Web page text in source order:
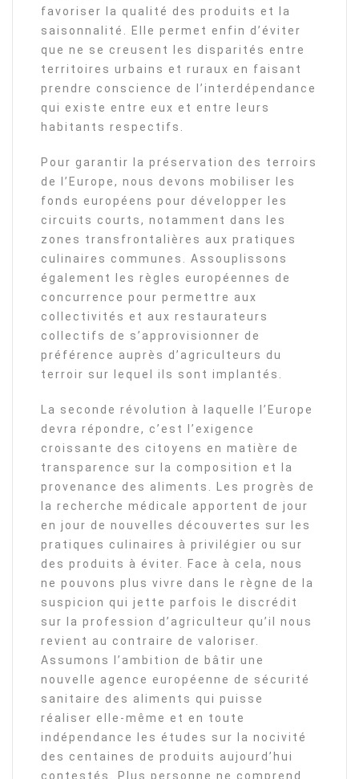
favoriser la qualité des produits et la
saisonnalité. Elle permet enfin d’éviter
que ne se creusent les disparités entre
territoires urbains et ruraux en faisant
prendre conscience de l’interdépendance
qui existe entre eux et entre leurs
habitants respectifs.
Pour garantir la préservation des terroirs
de l’Europe, nous devons mobiliser les
fonds européens pour développer les
circuits courts, notamment dans les
zones transfrontalières aux pratiques
culinaires communes. Assouplissons
également les règles européennes de
concurrence pour permettre aux
collectivités et aux restaurateurs
collectifs de s’approvisionner de
préférence auprès d’agriculteurs du
terroir sur lequel ils sont implantés.
La seconde révolution à laquelle l’Europe
devra répondre, c’est l’exigence
croissante des citoyens en matière de
transparence sur la composition et la
provenance des aliments. Les progrès de
la recherche médicale apportent de jour
en jour de nouvelles découvertes sur les
pratiques culinaires à privilégier ou sur
des produits à éviter. Face à cela, nous
ne pouvons plus vivre dans le règne de la
suspicion qui jette parfois le discrédit
sur la profession d’agriculteur qu’il nous
revient au contraire de valoriser.
Assumons l’ambition de bâtir une
nouvelle agence européenne de sécurité
sanitaire des aliments qui puisse
réaliser elle-même et en toute
indépendance les études sur la nocivité
des centaines de produits aujourd’hui
contestés. Plus personne ne comprend